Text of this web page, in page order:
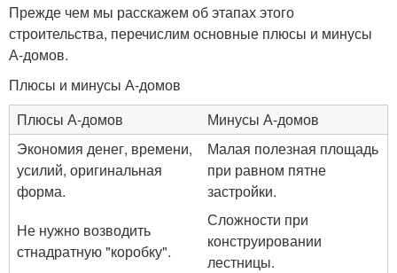
Прежде чем мы расскажем об этапах этого
строительства, перечислим основные плюсы и минусы
А-домов.
Плюсы и минусы А-домов
Плюсы А-домов
Минусы А-домов
Экономия денег, времени,
усилий, оригинальная
форма.
Малая полезная площадь
при равном пятне
застройки.
Не нужно возводить
стнадратную "коробку".
Сложности при
конструировании
лестницы.